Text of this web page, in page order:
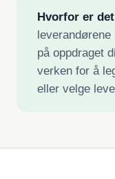
Hvorfor er
på oppdraget
verken for å
eller velge